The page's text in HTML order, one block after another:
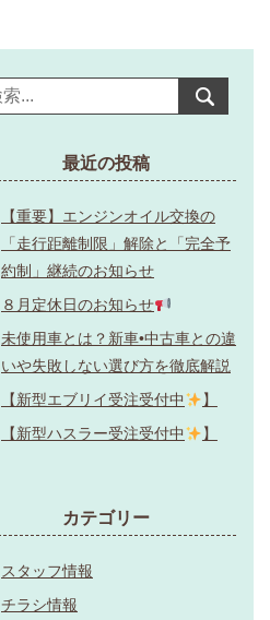
最近の投稿
【重要】エンジンオイル交換の
「走行距離制限」解除と「完全予
約制」継続のお知らせ
８月定休日のお知らせ
未使用車とは？新車•中古車との違
いや失敗しない選び方を徹底解説
【新型エブリイ受注受付中
】
【新型ハスラー受注受付中
】
カテゴリー
スタッフ情報
チラシ情報